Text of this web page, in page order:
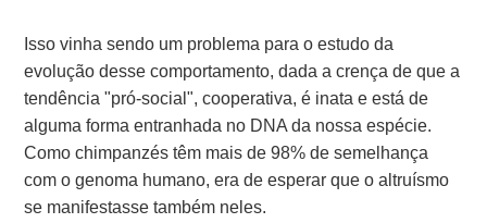
Isso vinha sendo um problema para o estudo da
evolução desse comportamento, dada a crença de que a
tendência "pró-social", cooperativa, é inata e está de
alguma forma entranhada no DNA da nossa espécie.
Como chimpanzés têm mais de 98% de semelhança
com o genoma humano, era de esperar que o altruísmo
se manifestasse também neles.